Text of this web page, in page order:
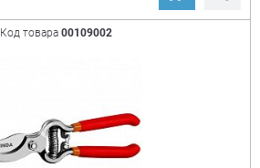
Код товара 00109002